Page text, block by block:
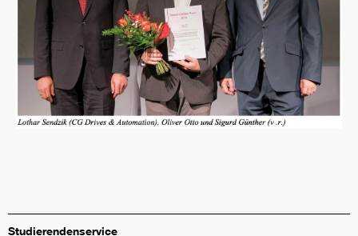
Studierendenservice